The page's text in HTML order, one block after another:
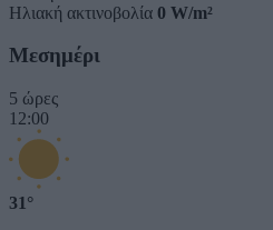
Ηλιακή ακτινοβολία 0 W/m²
Μεσημέρι
5 ώρες
12:00
31°